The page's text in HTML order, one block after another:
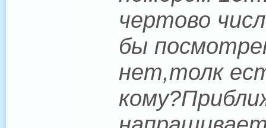
чертово
бы
нет,толк